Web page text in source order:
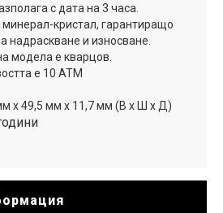
с дата на 3 часа.
минерал-кристал, гарантиращо
надраскване и износване.
модела е кварцов.
е 10 АТМ
x 49,5 мм x 11,7 мм (В x Ш x Д)